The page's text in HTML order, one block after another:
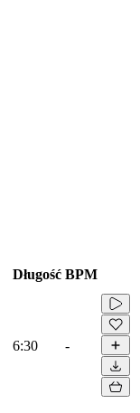
Długość BPM
6:30 -